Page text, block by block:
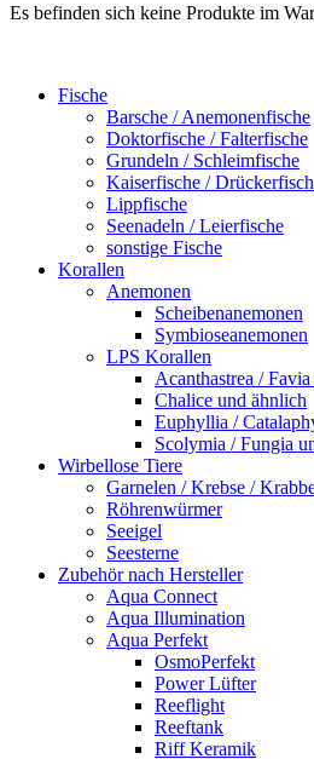
Es befinden sich keine Produkte im
Fische
Barsche / Anemonenfische
Doktorfische / Falterfische
Grundeln / Schleimfische
Kaiserfische /
Lippfische
Seenadeln / Leierfische
sonstige Fische
Korallen
Anemonen
Scheibenanemonen
Symbioseanemonen
LPS Korallen
Acanthastrea /
Chalice und ähnlich
Euphyllia /
Scolymia / Fungia
Wirbellose Tiere
Garnelen / Krebse /
Röhrenwürmer
Seeigel
Seesterne
Zubehör nach Hersteller
Aqua Connect
Aqua Illumination
Aqua Perfekt
OsmoPerfekt
Power Lüfter
Reeflight
Reeftank
Riff Keramik